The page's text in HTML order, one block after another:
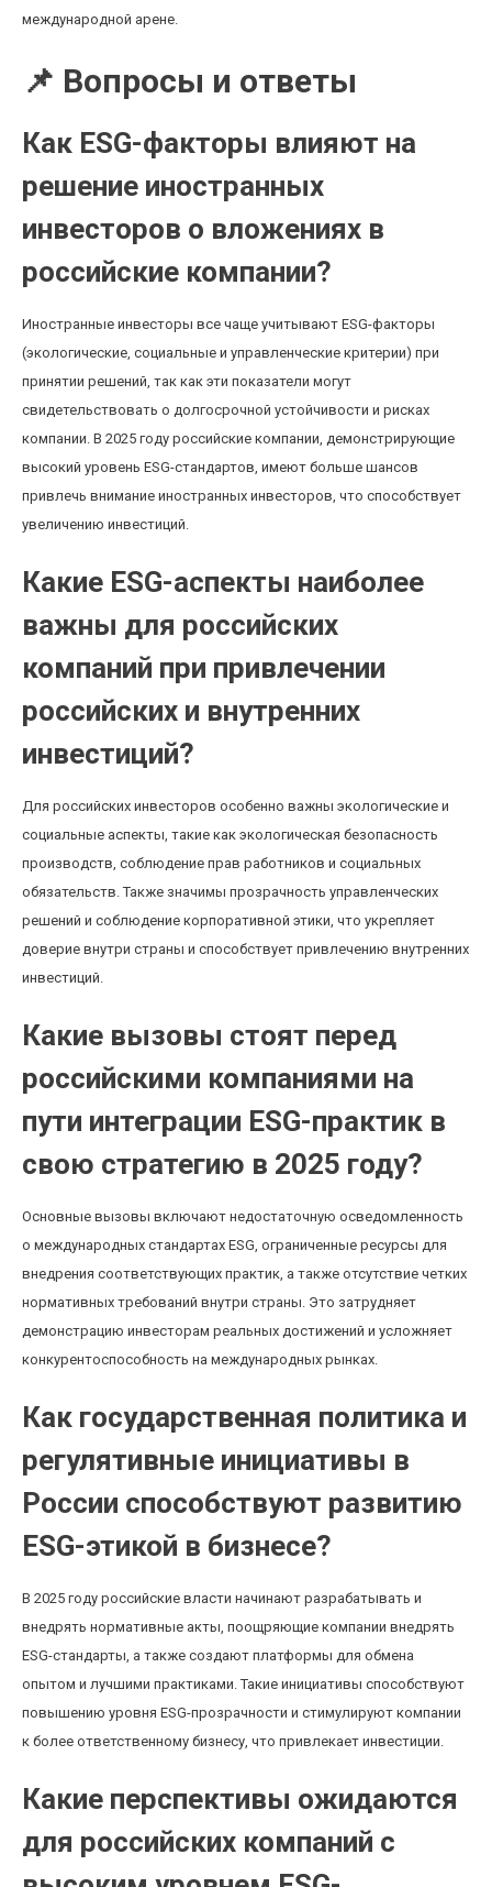
международной арене.
📌 Вопросы и ответы
Как ESG-факторы влияют на
решение иностранных
инвесторов о вложениях в
российские компании?
Иностранные инвесторы все чаще учитывают ESG-факторы
(экологические, социальные и управленческие критерии) при
принятии решений, так как эти показатели могут
свидетельствовать о долгосрочной устойчивости и рисках
компании. В 2025 году российские компании, демонстрирующие
высокий уровень ESG-стандартов, имеют больше шансов
привлечь внимание иностранных инвесторов, что способствует
увеличению инвестиций.
Какие ESG-аспекты наиболее
важны для российских
компаний при привлечении
российских и внутренних
инвестиций?
Для российских инвесторов особенно важны экологические и
социальные аспекты, такие как экологическая безопасность
производств, соблюдение прав работников и социальных
обязательств. Также значимы прозрачность управленческих
решений и соблюдение корпоративной этики, что укрепляет
доверие внутри страны и способствует привлечению внутренних
инвестиций.
Какие вызовы стоят перед
российскими компаниями на
пути интеграции ESG-практик в
свою стратегию в 2025 году?
Основные вызовы включают недостаточную осведомленность
о международных стандартах ESG, ограниченные ресурсы для
внедрения соответствующих практик, а также отсутствие четких
нормативных требований внутри страны. Это затрудняет
демонстрацию инвесторам реальных достижений и усложняет
конкурентоспособность на международных рынках.
Как государственная политика и
регулятивные инициативы в
России способствуют развитию
ESG-этикой в бизнесе?
В 2025 году российские власти начинают разрабатывать и
внедрять нормативные акты, поощряющие компании внедрять
ESG-стандарты, а также создают платформы для обмена
опытом и лучшими практиками. Такие инициативы способствуют
повышению уровня ESG-прозрачности и стимулируют компании
к более ответственному бизнесу, что привлекает инвестиции.
Какие перспективы ожидаются
для российских компаний с